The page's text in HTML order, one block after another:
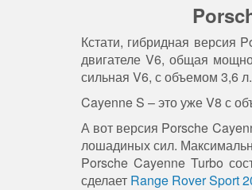
Кстати, гибридная версия
двигателе V6, общая
сильная V6, с объемом 3,6
Cayenne S – это уже V8 с
А вот версия Porsche
лошадиных сил.
Porsche Cayenne Turbo
сделает Range Rover Sport